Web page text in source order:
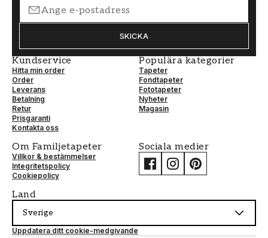
SKICKA
Kundservice
Hitta min order
Order
Leverans
Betalning
Retur
Prisgaranti
Kontakta oss
Populära kategorier
Tapeter
Fondtapeter
Fototapeter
Nyheter
Magasin
Om Familjetapeter
Villkor & bestämmelser
Integritetspolicy
Cookiepolicy
Sociala medier
Land
Sverige
Uppdatera ditt cookie-medgivande